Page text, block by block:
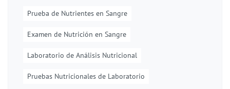
Prueba de Nutrientes en Sangre
Examen de Nutrición en Sangre
Laboratorio de Análisis Nutricional
Pruebas Nutricionales de Laboratorio